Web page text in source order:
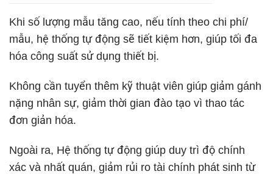
Khi số lượng mẫu tăng cao, nếu tính theo chi phí/
mẫu, hệ thống tự động sẽ tiết kiệm hơn, giúp tối đa
hóa công suất sử dụng thiết bị.
Không cần tuyển thêm kỹ thuật viên giúp giảm gánh
nặng nhân sự, giảm thời gian đào tạo vì thao tác
đơn giản hóa.
Ngoài ra, Hệ thống tự động giúp duy trì độ chính
xác và nhất quán, giảm rủi ro tài chính phát sinh từ